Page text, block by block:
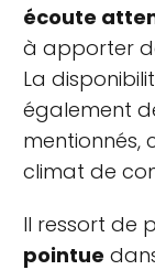
écoute
à apporter
La
également
mentionnés,
climat de
Il ressort de
pointue